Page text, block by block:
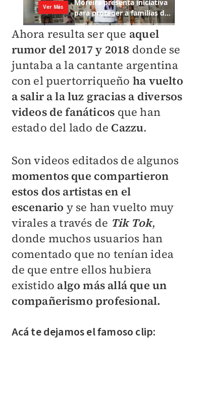
Ahora resulta ser que aquel
rumor del 2017 y 2018 donde se
juntaba a la cantante argentina
con el puertorriqueño ha vuelto
a salir a la luz gracias a diversos
videos de fanáticos que han
estado del lado de Cazzu.
Son videos editados de algunos
momentos que compartieron
estos dos artistas en el
escenario y se han vuelto muy
virales a través de Tik Tok,
donde muchos usuarios han
comentado que no tenían idea
de que entre ellos hubiera
existido algo más allá que un
compañerismo profesional.
Acá te dejamos el famoso clip: